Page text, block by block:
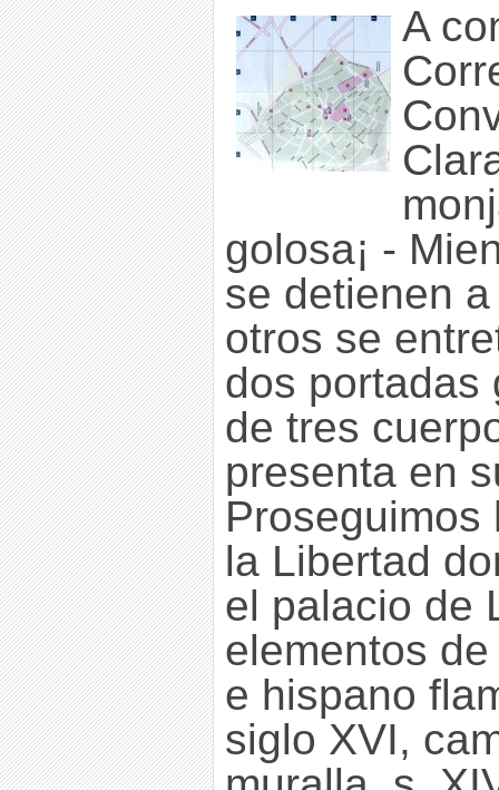
A
golosa¡ -
se detienen
otros se
dos portadas
de tres
presenta en
Proseguimos
la Libertad
el palacio de
elementos
e hispano
siglo XVI,